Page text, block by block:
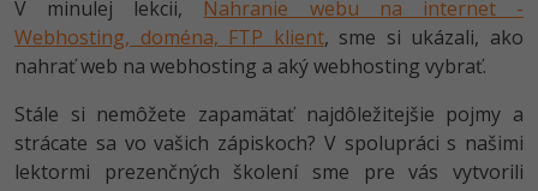
Java -80%
C# .NET -80%
Python -80%
Kurzy e-commerce
Testovanie softvéru
Marketing -30%
WordPress
Kurzy dizajnu
HTML/CSS -80%
Photoshop -80%
V minulej lekcii, Nahranie webu na internet -
Webhosting, doména, FTP klient, sme si ukázali, ako
nahrať web na webhosting a aký webhosting vybrať.
Stále si nemôžete zapamätať najdôležitejšie pojmy a
strácate sa vo vašich zápiskoch? V spolupráci s našimi
lektormi prezenčných školení sme pre vás vytvorili